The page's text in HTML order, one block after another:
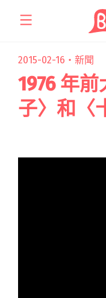
2015-02-16・ 新聞
1976 年
子〉和〈